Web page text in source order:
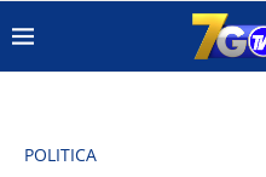
POLITICA